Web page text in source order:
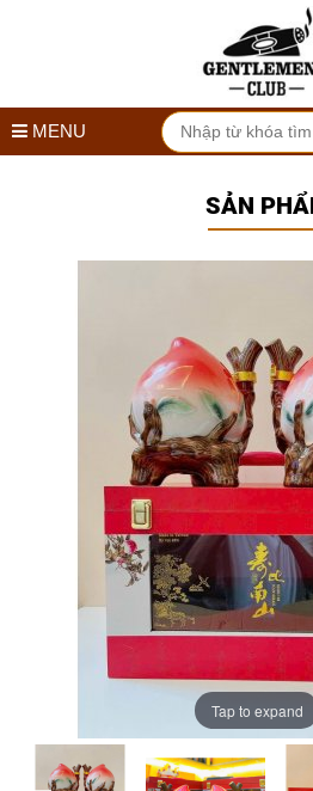
MENU
SẢN
Tap to expand